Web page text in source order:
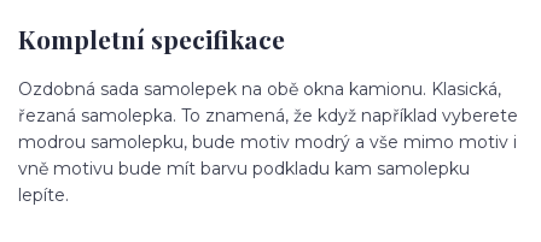
Kompletní specifikace
Ozdobná sada samolepek na obě okna kamionu. Klasická,
řezaná samolepka. To znamená, že když například vyberete
modrou samolepku, bude motiv modrý a vše mimo motiv i
vně motivu bude mít barvu podkladu kam samolepku
lepíte.